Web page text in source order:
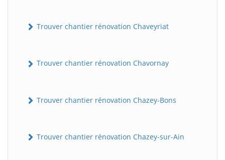
Trouver chantier rénovation Chaveyriat
Trouver chantier rénovation Chavornay
Trouver chantier rénovation Chazey-Bons
Trouver chantier rénovation Chazey-sur-Ain